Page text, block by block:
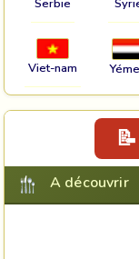
Serbie
Viet-nam
A découvrir